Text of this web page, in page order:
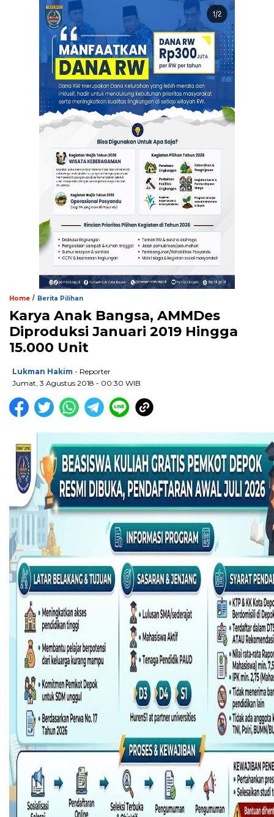
Home / Berita Pilihan
Karya Anak Bangsa, AMMDes
Diproduksi Januari 2019 Hingga
15.000 Unit
Lukman Hakim - Reporter
Jumat, 3 Agustus 2018 - 00:30 WIB